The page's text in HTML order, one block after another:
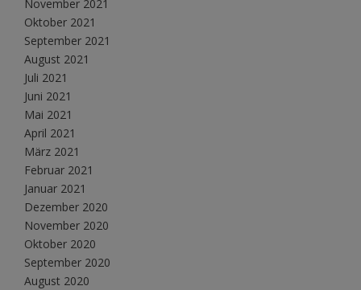
November 2021
Oktober 2021
September 2021
August 2021
Juli 2021
Juni 2021
Mai 2021
April 2021
März 2021
Februar 2021
Januar 2021
Dezember 2020
November 2020
Oktober 2020
September 2020
August 2020